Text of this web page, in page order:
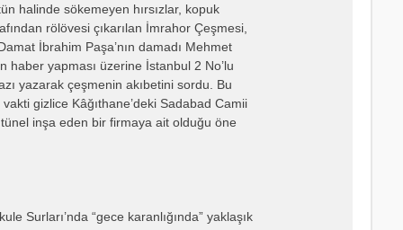
halinde sökemeyen hırsızlar, kopuk
rölövesi çıkarılan İmrahor Çeşmesi,
İbrahim Paşa’nın damadı Mehmet
haber yapması üzerine İstanbul 2 No’lu
yazarak çeşmenin akıbetini sordu. Bu
gizlice Kâğıthane’deki Sadabad Camii
tünel inşa eden bir firmaya ait olduğu öne
Surları’nda “gece karanlığında” yaklaşık